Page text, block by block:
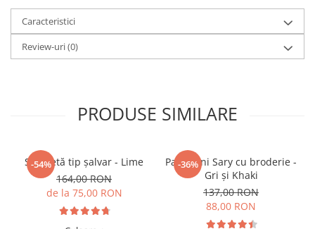
Caracteristici
Review-uri(0)
PRODUSE SIMILARE
-54%
Salopetă tip șalvar - Lime
164,00 RON
de la 75,00 RON
-36%
Pantaloni Sary cu broderie -
Gri și Khaki
137,00 RON
88,00 RON